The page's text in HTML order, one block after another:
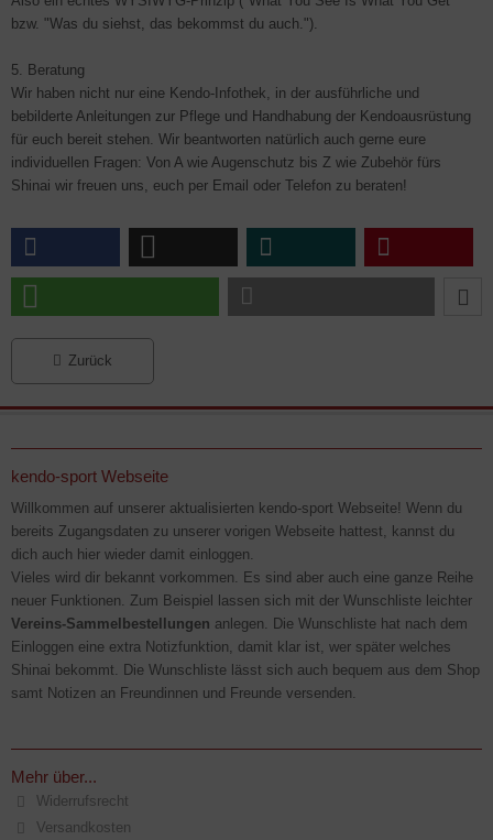
bzw. "Was du siehst, das bekommst du auch.").
5. Beratung
Wir haben nicht nur eine Kendo-Infothek, in der ausführliche und
bebilderte Anleitungen zur Pflege und Handhabung der Kendoausrüstung
für euch bereit stehen. Wir beantworten natürlich auch gerne eure
individuellen Fragen: Von A wie Augenschutz bis Z wie Zubehör fürs
Shinai wir freuen uns, euch per Email oder Telefon zu beraten!
Zurück
kendo-sport Webseite
Willkommen auf unserer aktualisierten kendo-sport Webseite! Wenn du
bereits Zugangsdaten zu unserer vorigen Webseite hattest, kannst du
dich auch hier wieder damit einloggen.
Vieles wird dir bekannt vorkommen. Es sind aber auch eine ganze Reihe
neuer Funktionen. Zum Beispiel lassen sich mit der Wunschliste leichter
Vereins-Sammelbestellungen anlegen. Die Wunschliste hat nach dem
Einloggen eine extra Notizfunktion, damit klar ist, wer später welches
Shinai bekommt. Die Wunschliste lässt sich auch bequem aus dem Shop
samt Notizen an Freundinnen und Freunde versenden.
Mehr über...
Widerrufsrecht
Versandkosten